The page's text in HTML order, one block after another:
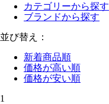
カテゴリーから探す
ブランドから探す
並び替え：
新着商品順
価格が高い順
価格が安い順
1